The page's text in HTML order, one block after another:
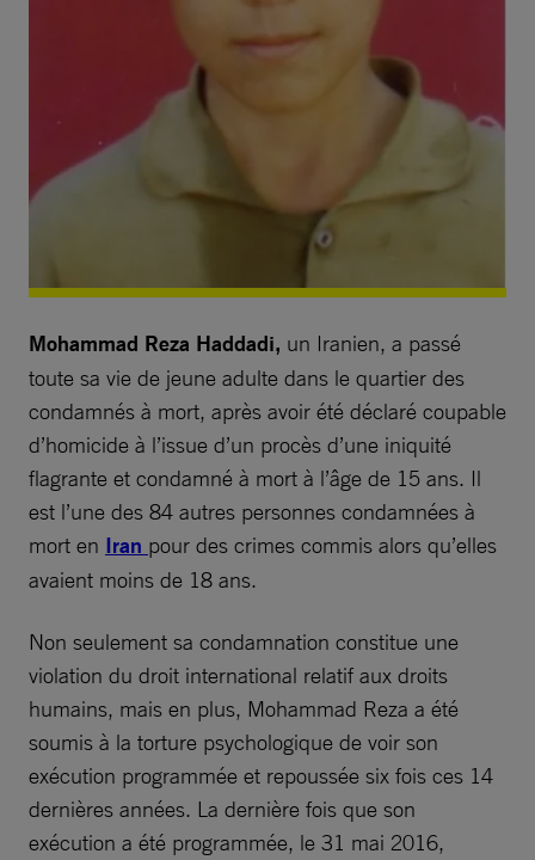
Mohammad Reza Haddadi, un Iranien, a passé
toute sa vie de jeune adulte dans le quartier des
condamnés à mort, après avoir été déclaré coupable
d’homicide à l’issue d’un procès d’une iniquité
flagrante et condamné à mort à l’âge de 15 ans. Il
est l’une des 84 autres personnes condamnées à
mort en Iran pour des crimes commis alors qu’elles
avaient moins de 18 ans.
Non seulement sa condamnation constitue une
violation du droit international relatif aux droits
humains, mais en plus, Mohammad Reza a été
soumis à la torture psychologique de voir son
exécution programmée et repoussée six fois ces 14
dernières années. La dernière fois que son
exécution a été programmée, le 31 mai 2016,